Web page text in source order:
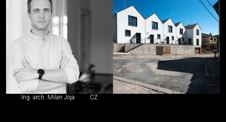
Ing. arch. Milan Joja CZ